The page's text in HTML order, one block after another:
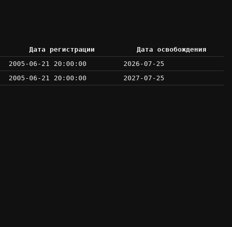
Дата регистрации
Дата освобождения
2005-06-21 20:00:00
2026-07-25
2005-06-21 20:00:00 2027-07-25